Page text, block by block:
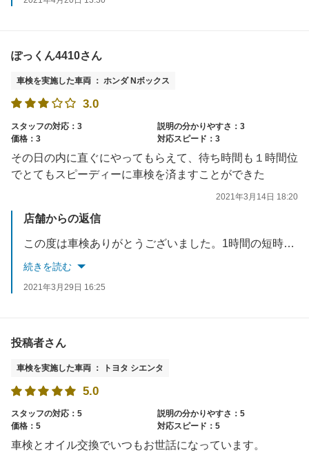
ぽっくん4410さん
車検を実施した車両 ： ホンダ Nボックス
3.0
スタッフの対応：3
説明の分かりやすさ：3
価格：3
対応スピード：3
その日の内に直ぐにやってもらえて、待ち時間も１時間位
でとてもスピーディーに車検を済ますことができた
2021年3月14日 18:20
店舗からの返信
この度は車検ありがとうございました。1時間の短時間車検が当店の売りです！！更に安心・安全をモットーにやっております。またオイル交換や、定期点検でのご来店もお待ちしております。お会いできることを楽しみにしております。
続きを読む
2021年3月29日 16:25
投稿者さん
車検を実施した車両 ： トヨタ シエンタ
5.0
スタッフの対応：5
説明の分かりやすさ：5
価格：5
対応スピード：5
車検とオイル交換でいつもお世話になっています。